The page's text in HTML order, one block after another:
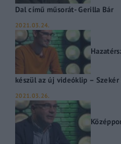
Dal című műsorát- Gerilla Bár
2021.03.24.
készül az új videóklip –
2021.03.26.